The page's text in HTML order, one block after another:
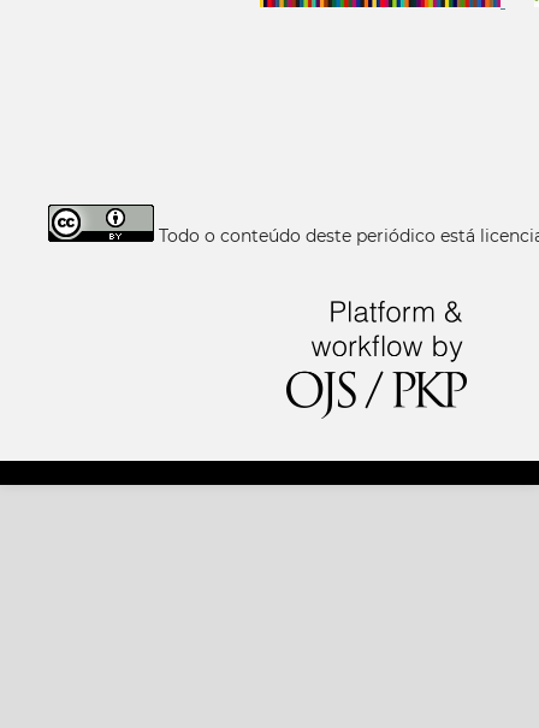
Todo o conteúdo deste periódico está